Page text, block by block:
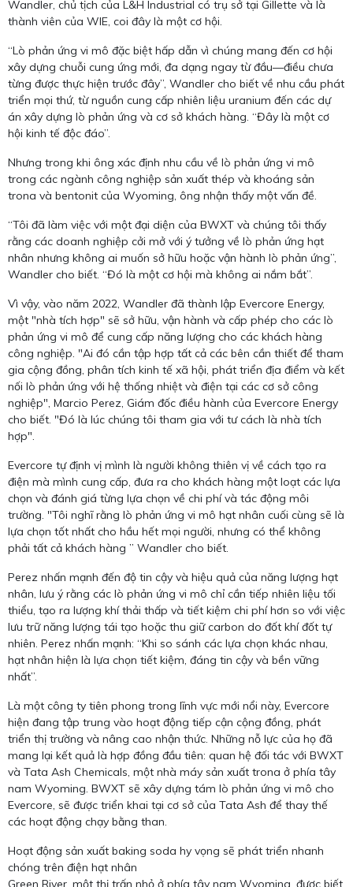
Wandler, chủ tịch của L&H Industrial có trụ sở tại Gillette và là
thành viên của WIE, coi đây là một cơ hội.
“Lò phản ứng vi mô đặc biệt hấp dẫn vì chúng mang đến cơ hội
xây dựng chuỗi cung ứng mới, đa dạng ngay từ đầu—điều chưa
từng được thực hiện trước đây”, Wandler cho biết về nhu cầu phát
triển mọi thứ, từ nguồn cung cấp nhiên liệu uranium đến các dự
án xây dựng lò phản ứng và cơ sở khách hàng. “Đây là một cơ
hội kinh tế độc đáo”.
Nhưng trong khi ông xác định nhu cầu về lò phản ứng vi mô
trong các ngành công nghiệp sản xuất thép và khoáng sản
trona và bentonit của Wyoming, ông nhận thấy một vấn đề.
“Tôi đã làm việc với một đại diện của BWXT và chúng tôi thấy
rằng các doanh nghiệp cởi mở với ý tưởng về lò phản ứng hạt
nhân nhưng không ai muốn sở hữu hoặc vận hành lò phản ứng”,
Wandler cho biết. “Đó là một cơ hội mà không ai nắm bắt”.
Vì vậy, vào năm 2022, Wandler đã thành lập Evercore Energy,
một "nhà tích hợp" sẽ sở hữu, vận hành và cấp phép cho các lò
phản ứng vi mô để cung cấp năng lượng cho các khách hàng
công nghiệp. "Ai đó cần tập hợp tất cả các bên cần thiết để tham
gia cộng đồng, phân tích kinh tế xã hội, phát triển địa điểm và kết
nối lò phản ứng với hệ thống nhiệt và điện tại các cơ sở công
nghiệp", Marcio Perez, Giám đốc điều hành của Evercore Energy
cho biết. "Đó là lúc chúng tôi tham gia với tư cách là nhà tích
hợp".
Evercore tự định vị mình là người không thiên vị về cách tạo ra
điện mà mình cung cấp, đưa ra cho khách hàng một loạt các lựa
chọn và đánh giá từng lựa chọn về chi phí và tác động môi
trường. "Tôi nghĩ rằng lò phản ứng vi mô hạt nhân cuối cùng sẽ là
lựa chọn tốt nhất cho hầu hết mọi người, nhưng có thể không
phải tất cả khách hàng ” Wandler cho biết.
Perez nhấn mạnh đến độ tin cậy và hiệu quả của năng lượng hạt
nhân, lưu ý rằng các lò phản ứng vi mô chỉ cần tiếp nhiên liệu tối
thiểu, tạo ra lượng khí thải thấp và tiết kiệm chi phí hơn so với việc
lưu trữ năng lượng tái tạo hoặc thu giữ carbon do đốt khí đốt tự
nhiên. Perez nhấn mạnh: “Khi so sánh các lựa chọn khác nhau,
hạt nhân hiện là lựa chọn tiết kiệm, đáng tin cậy và bền vững
nhất”.
Là một công ty tiên phong trong lĩnh vực mới nổi này, Evercore
hiện đang tập trung vào hoạt động tiếp cận cộng đồng, phát
triển thị trường và nâng cao nhận thức. Những nỗ lực của họ đã
mang lại kết quả là hợp đồng đầu tiên: quan hệ đối tác với BWXT
và Tata Ash Chemicals, một nhà máy sản xuất trona ở phía tây
nam Wyoming. BWXT sẽ xây dựng tám lò phản ứng vi mô cho
Evercore, sẽ được triển khai tại cơ sở của Tata Ash để thay thế
các hoạt động chạy bằng than.
Hoạt động sản xuất baking soda hy vọng sẽ phát triển nhanh
chóng trên điện hạt nhân
Green River, một thị trấn nhỏ ở phía tây nam Wyoming, được biết